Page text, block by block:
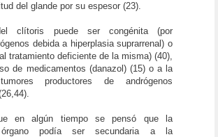
del glande por su espesor (23).
clítoris puede ser congénita (por
debida a hiperplasia suprarrenal) o
tratamiento deficiente de la misma) (40),
de medicamentos (danazol) (15) o a la
productores de andrógenos
en algún tiempo se pensó que la
podía ser secundaria a la